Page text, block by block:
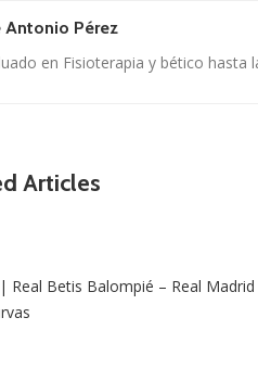
Antonio Pérez
en Fisioterapia y bético hasta
Articles
Real Betis Balompié – Real